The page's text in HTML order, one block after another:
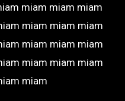
miam miam miam
miam miam miam
miam miam miam
miam miam miam
miam